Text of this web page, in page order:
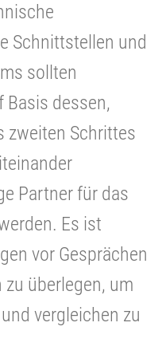
Schnittstellen und
sollten
Basis dessen,
zweiten Schrittes
Partner für das
Es ist
vor Gesprächen
überlegen, um
vergleichen zu